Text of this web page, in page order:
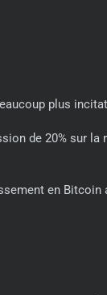
plus
de 20% sur la
en